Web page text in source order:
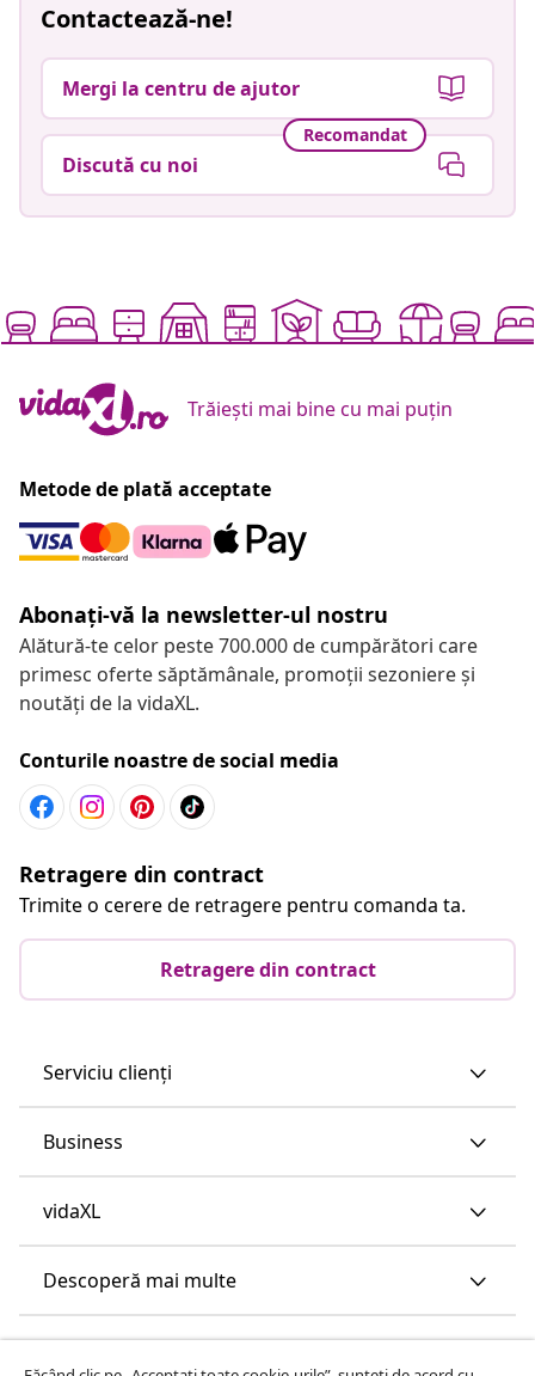
Contactează-ne!
Mergi la centru de ajutor
Recomandat
Discută cu noi
Trăiești mai bine cu mai puțin
Metode de plată acceptate
Abonați-vă la newsletter-ul nostru
Alătură-te celor peste 700.000 de cumpărători care
primesc oferte săptămânale, promoții sezoniere și
noutăți de la vidaXL.
Conturile noastre de social media
Retragere din contract
Trimite o cerere de retragere pentru comanda ta.
Retragere din contract
Serviciu clienți
Business
vidaXL
Descoperă mai multe